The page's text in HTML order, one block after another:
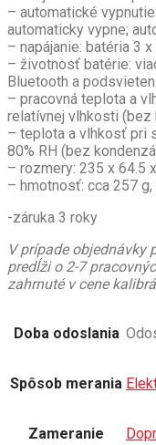
– automatické
automaticky vypne;
– napájanie: batéria 3
– životnosť batérie:
Bluetooth a
– pracovná teplota a
relatívnej vlhkosti (bez
– teplota a vlhkosť pri
80% RH (bez
– rozmery: 235 x 64.5
– hmotnosť: cca 257
-záruka 3 roky
V prípade objednávky
predĺži o 2-7
zahrnuté v cene
Doba odoslania
Spôsob merania
Zameranie